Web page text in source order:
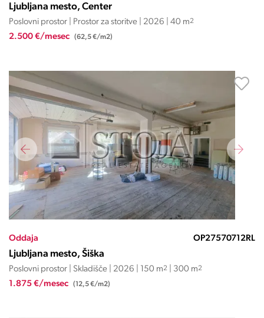
Ljubljana mesto, Center
Poslovni prostor | Prostor za storitve | 2026 | 40 m2
2.500 €/mesec (62,5 €/m2)
Oddaja OP27570712RL
Ljubljana mesto, Šiška
Poslovni prostor | Skladišče | 2026 | 150 m2 | 300 m2
1.875 €/mesec (12,5 €/m2)